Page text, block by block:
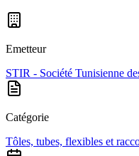
Emetteur
STIR - Société Tunisienne
Catégorie
Tôles, tubes, flexibles et